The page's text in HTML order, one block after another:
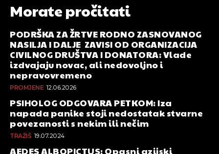
Morate pročitati
PODRŠKA ZA ŽRTVE RODNO ZASNOVANOG
NASILJA I DALJE ZAVISI OD ORGANIZACIJA
CIVILNOG DRUŠTVA I DONATORA: Vlade
izdvajaju novac, ali nedovoljno i
nepravovremeno
PROMJENE 12.06.2026
PSIHOLOG ODGOVARA PETKOM: Iza
napada panike stoji nedostatak stvarne
povezanosti s nekim ili nečim
TRAŽIŠ 19.07.2024
AEDES ALBOPICTUS: Opasni azijski